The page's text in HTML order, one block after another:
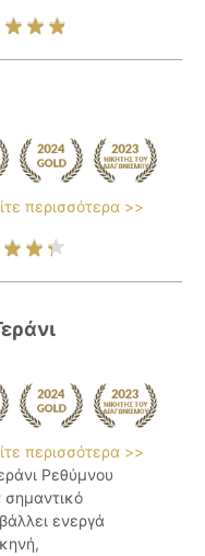
περισσότερα >>
περισσότερα >>
Ρεθύμνου
σημαντικό
ενεργά